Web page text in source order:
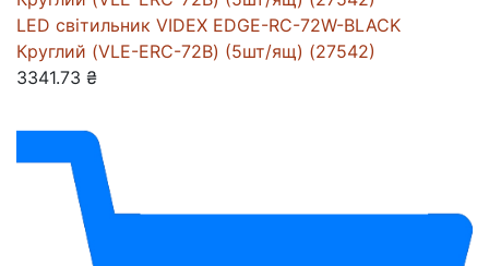
LED світильник VIDEX EDGE-RC-72W-BLACK
Круглий (VLE-ERC-72B) (5шт/ящ) (27542)
3341.73 ₴